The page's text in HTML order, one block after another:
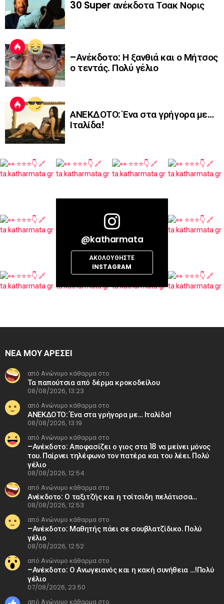
30 Super ανέκδοτα Τσακ Νορις
–Ανέκδοτο: Η ξανθιά και ο Μήτσος
ο τεντάς. Πολύ γέλιο
ΑΝΕΚΔΟΤΟ: Ένα στα γρήγορα με…
Ιταλίδα!
@katharmata
ΑΚΟΛΟΥΘΉΣΤΕ
INSTAGRAM
ΝΕΑ ΜΟΥ ΑΡΕΣΕΙ
από Ανώνυμο κάθαρμα στο
Τα παπούτσια από δέρμα κροκοδείλου
08/08/2026, 13:23
από Ανώνυμο κάθαρμα στο
ΑΝΕΚΔΟΤΟ: Ένα στα γρήγορα με… Ιταλίδα!
08/08/2026, 13:19
από Ανώνυμο κάθαρμα στο
–Ανέκδοτο: Αποφασίζει ο γιος στα 18 να μείνει μόνος
του. Παίρνει τηλέφωνο τον πατέρα και του λέει. Πολύ
γέλιο
08/08/2026, 12:54
από Ανώνυμο κάθαρμα στο
Ανέκδοτο: Ο ταξιτζής και η τσίτσιδη πελάτισσα…
08/08/2026, 12:53
από Ανώνυμο κάθαρμα στο
–Ανέκδοτο: Μαθητής πάει σε σουβλατζίδικο. Πολύ
γέλιο
08/08/2026, 12:52
από Ανώνυμο κάθαρμα στο
–Ανέκδοτο: Ο Ανωγειανός και η κακή συνήθεια …!Πολύ
γέλιο
07/08/2026, 23:50
από Ανώνυμο κάθαρμα στο